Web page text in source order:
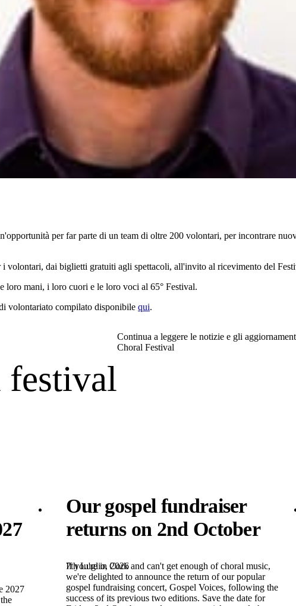
per far parte di un team di oltre 200 volontari, per incontrare
volontari, dai biglietti gratuiti agli spettacoli, all'invito al ricevimento del
loro mani, i loro cuori e le loro voci al 65° Festival.
volontariato compilato disponibile qui.
festival
Continua a leggere le notizie e gli
Choral Festival
2027
Our gospel fundraiser
returns on 2nd October
7th Luglio, 2026
If you're in Cork and can't get enough of choral music,
we're delighted to announce the return of our popular
gospel fundraising concert, Gospel Voices, following the
success of its previous two editions. Save the date for